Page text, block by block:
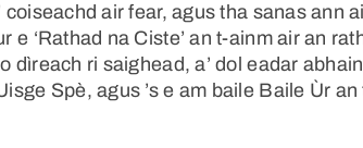
coiseachd air fear, agus tha sanas ann
e ‘Rathad na Ciste’ an t-ainm air an
dìreach ri saighead, a’ dol eadar
Spè, agus ’s e am baile Baile Ùr